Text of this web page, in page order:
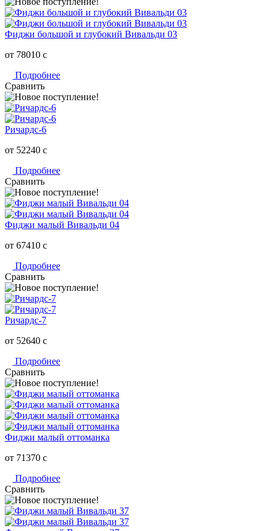
Фиджи большой и глубокий Вивальди 03
от 78010 c
Подробнее
Сравнить
Ричардс-6
от 52240 c
Подробнее
Сравнить
Фиджи малый Вивальди 04
от 67410 c
Подробнее
Сравнить
Ричардс-7
от 52640 c
Подробнее
Сравнить
Фиджи малый оттоманка
от 71370 c
Подробнее
Сравнить